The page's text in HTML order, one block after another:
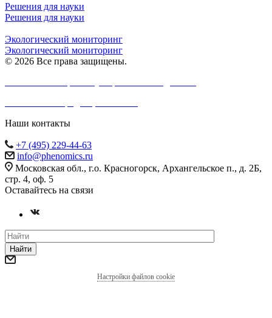
Решения для науки
Решения для науки
Экологический мониторинг
Экологический мониторинг
© 2026 Все права защищены.
Наши контакты
+7 (495) 229-44-63
info@phenomics.ru
Московская обл., г.о. Красногорск, Архангельское п., д. 2Б,
стр. 4, оф. 5
Оставайтесь на связи
Найти
Настройки файлов cookie